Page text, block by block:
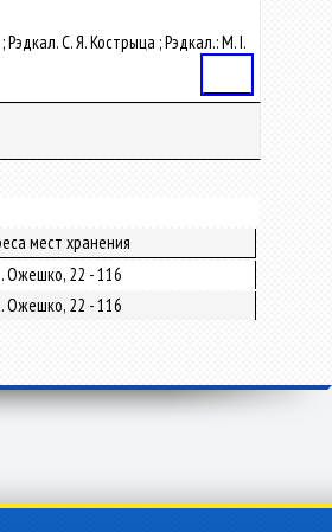
С. Я. Кострыца ; Рэдкал.: М. І.
мест хранения
Ожешко, 22 - 116
Ожешко, 22 - 116